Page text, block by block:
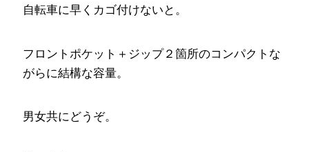
自転車に早くカゴ付けないと。
フロントポケット＋ジップ２箇所のコンパクトな
がらに結構な容量。
男女共にどうぞ。